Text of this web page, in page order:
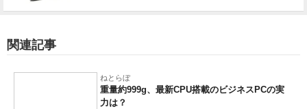
関連記事
ねとらぼ
重量約999g、最新CPU搭載のビジネスPCの実
力は？